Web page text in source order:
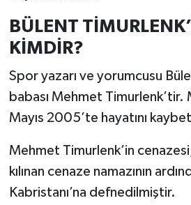
BÜLENT
KİMDİR?
Spor yazarı ve yorumcusu
babası Mehmet
Mayıs 2005’te hayatını
Mehmet Timurlenk’in
kılınan cenaze namazının
Kabristanı’na defnedilmiştir.